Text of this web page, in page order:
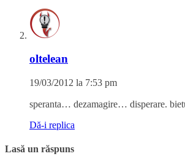
oltelean
19/03/2012 la 7:53 pm
speranta… dezamagire… disperare.
Dă-i replica
Lasă un răspuns